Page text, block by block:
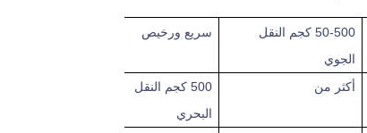
50-500 كجم
النقل
الجوي
سريع ورخيص
أكثر من 500 كجم
النقل
البحري